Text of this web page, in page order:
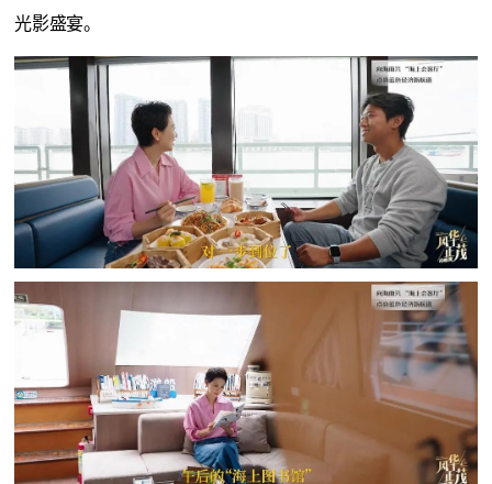
光影盛宴。